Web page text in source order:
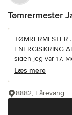
Tømrermester
TØMRERMESTER
ENERGISIKRING
siden jeg var 17.
Læs mere
8882, Fårevang